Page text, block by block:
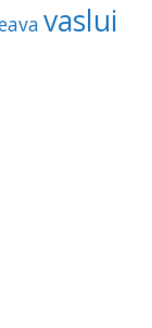
vaslui